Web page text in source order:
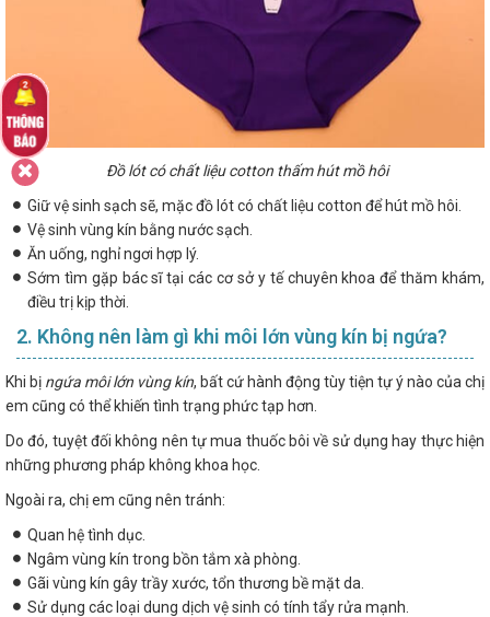
Đồ lót có chất liệu cotton thấm hút mồ hôi
Giữ vệ sinh sạch sẽ, mặc đồ lót có chất liệu cotton để hút mồ hôi.
Vệ sinh vùng kín bằng nước sạch.
Ăn uống, nghỉ ngơi hợp lý.
Sớm tìm gặp bác sĩ tại các cơ sở y tế chuyên khoa để thăm khám,
điều trị kịp thời.
2. Không nên làm gì khi môi lớn vùng kín bị ngứa?
Khi bị ngứa môi lớn vùng kín, bất cứ hành động tùy tiện tự ý nào của chị
em cũng có thể khiến tình trạng phức tạp hơn.
Do đó, tuyệt đối không nên tự mua thuốc bôi về sử dụng hay thực hiện
những phương pháp không khoa học.
Ngoài ra, chị em cũng nên tránh:
Quan hệ tình dục.
Ngâm vùng kín trong bồn tắm xà phòng.
Gãi vùng kín gây trầy xước, tổn thương bề mặt da.
Sử dụng các loại dung dịch vệ sinh có tính tẩy rửa mạnh.